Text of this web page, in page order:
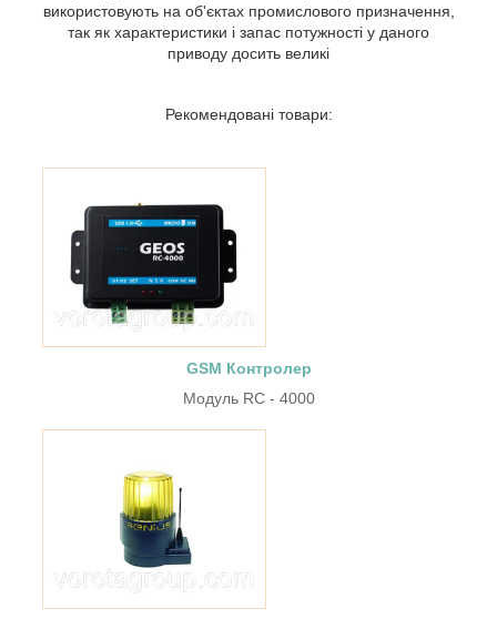
використовують на об'єктах промислового призначення,
так як характеристики і запас потужності у даного
приводу досить великі
Рекомендовані товари:
GSM Контролер
Модуль RC - 4000